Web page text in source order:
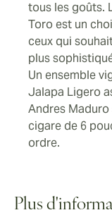
tous les goûts.
Toro est un
ceux qui
plus
Un ensemble
Jalapa Ligero
Andres
cigare de 6
ordre.
Plus